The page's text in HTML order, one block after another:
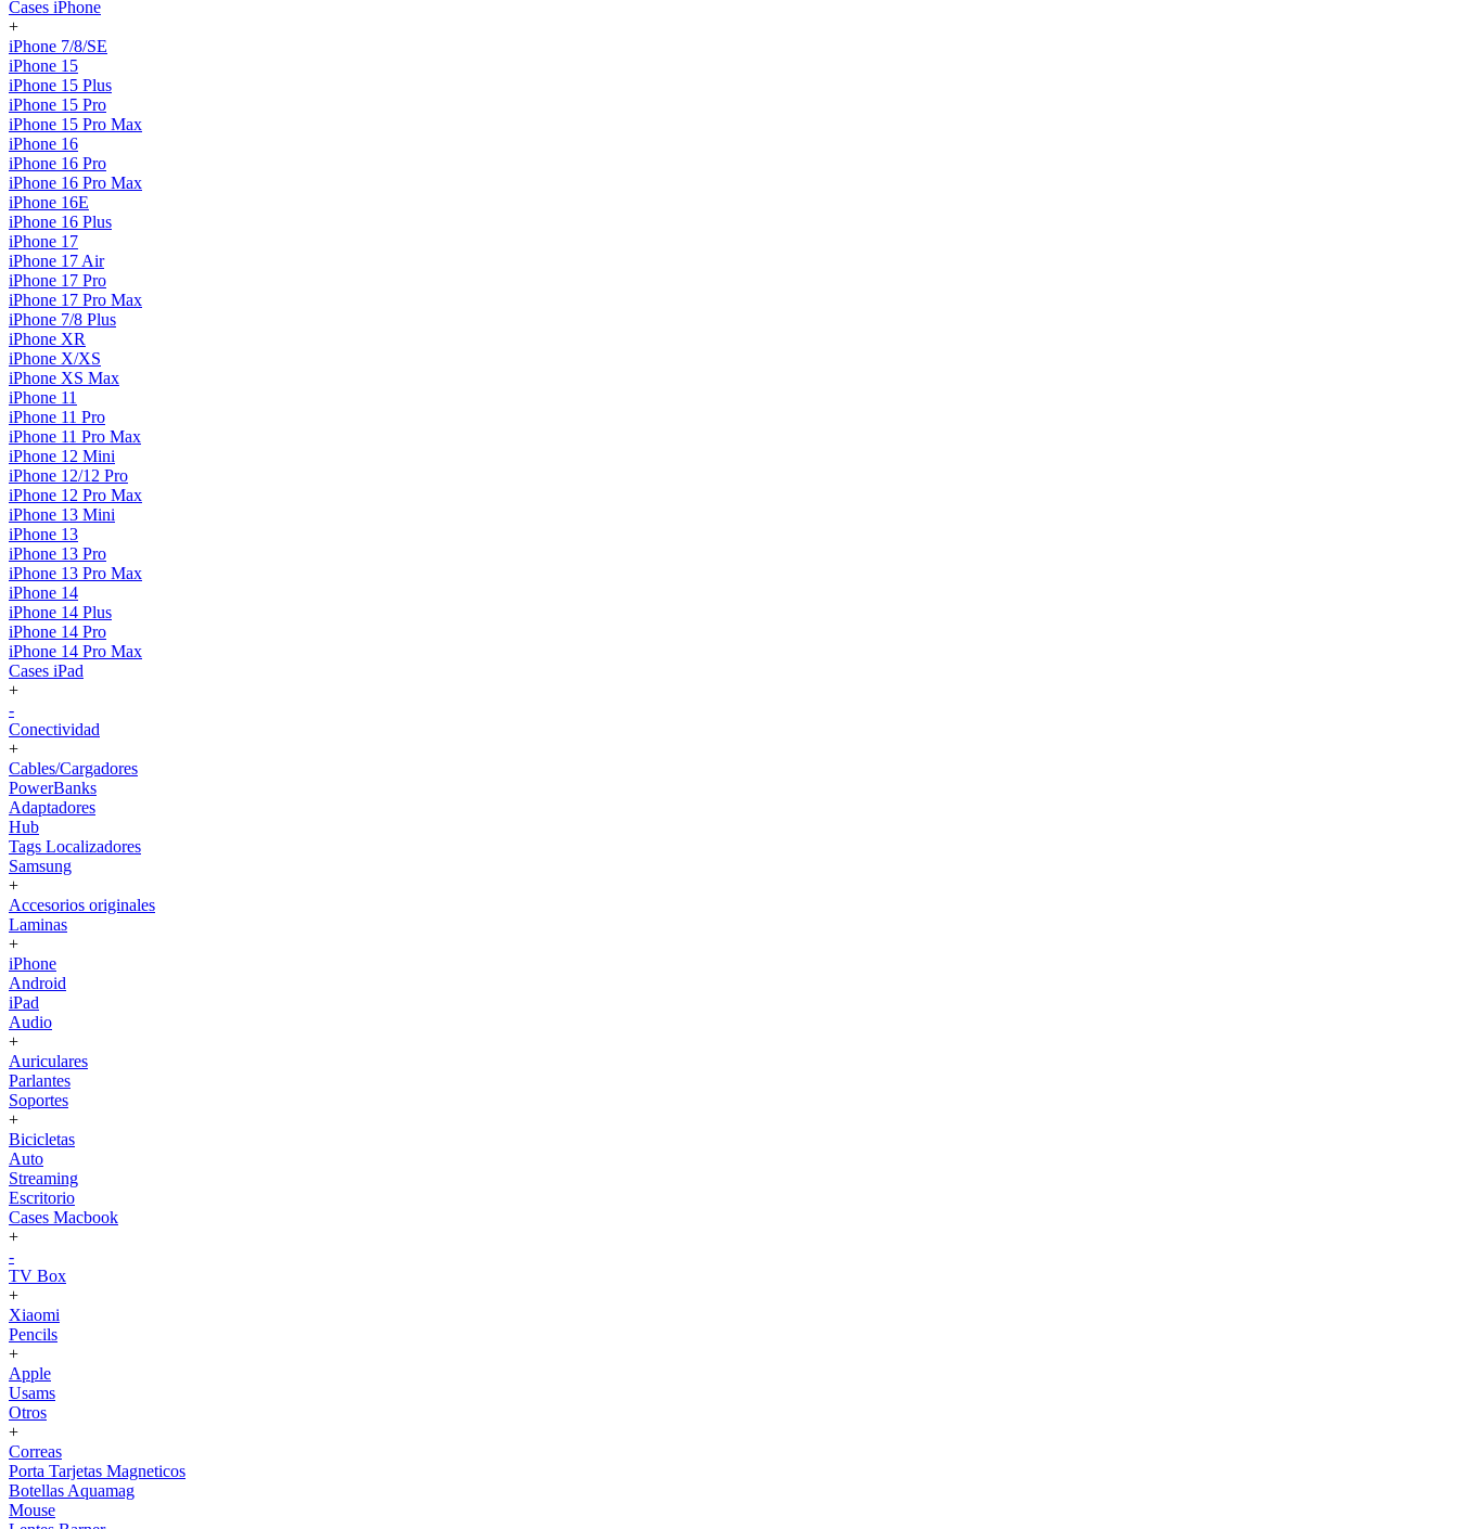
Cases iPhone
+
iPhone 7/8/SE
iPhone 15
iPhone 15 Plus
iPhone 15 Pro
iPhone 15 Pro Max
iPhone 16
iPhone 16 Pro
iPhone 16 Pro Max
iPhone 16E
iPhone 16 Plus
iPhone 17
iPhone 17 Air
iPhone 17 Pro
iPhone 17 Pro Max
iPhone 7/8 Plus
iPhone XR
iPhone X/XS
iPhone XS Max
iPhone 11
iPhone 11 Pro
iPhone 11 Pro Max
iPhone 12 Mini
iPhone 12/12 Pro
iPhone 12 Pro Max
iPhone 13 Mini
iPhone 13
iPhone 13 Pro
iPhone 13 Pro Max
iPhone 14
iPhone 14 Plus
iPhone 14 Pro
iPhone 14 Pro Max
Cases iPad
+
-
Conectividad
+
Cables/Cargadores
PowerBanks
Adaptadores
Hub
Tags Localizadores
Samsung
+
Accesorios originales
Laminas
+
iPhone
Android
iPad
Audio
+
Auriculares
Parlantes
Soportes
+
Bicicletas
Auto
Streaming
Escritorio
Cases Macbook
+
-
TV Box
+
Xiaomi
Pencils
+
Apple
Usams
Otros
+
Correas
Porta Tarjetas Magneticos
Botellas Aquamag
Mouse